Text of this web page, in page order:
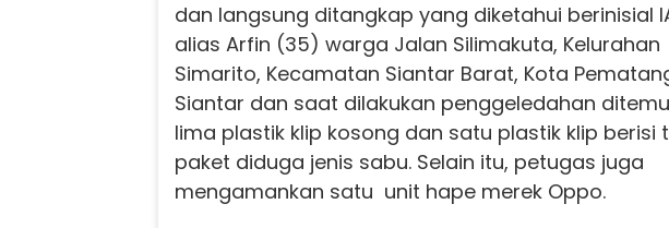
dan langsung ditangkap yang diketahui berinisial
alias Arfin (35) warga Jalan Silimakuta, Kelurahan
Simarito, Kecamatan Siantar Barat, Kota
Siantar dan saat dilakukan penggeledahan
lima plastik klip kosong dan satu plastik klip berisi
paket diduga jenis sabu. Selain itu, petugas juga
mengamankan satu unit hape merek Oppo.